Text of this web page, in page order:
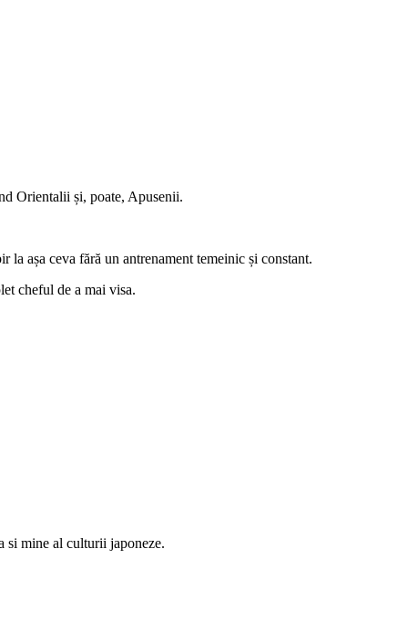
Orientalii și, poate, Apusenii.
așa ceva fără un antrenament temeinic și constant.
cheful de a mai visa.
si mine al culturii japoneze.